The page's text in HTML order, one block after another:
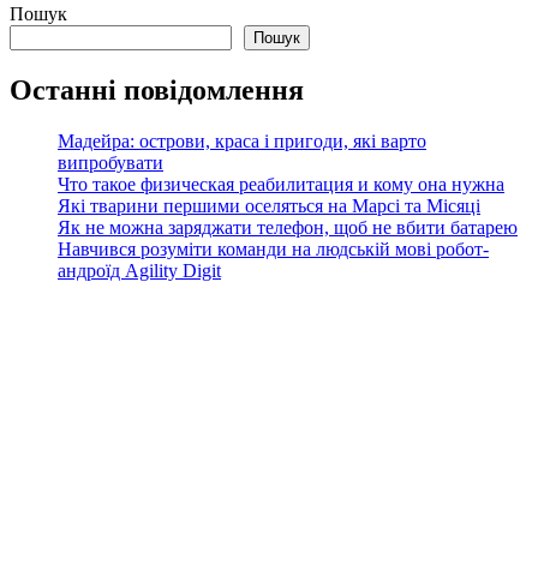
Пошук
Пошук
Останні повідомлення
Мадейра: острови, краса і пригоди, які варто
випробувати
Что такое физическая реабилитация и кому она нужна
Які тварини першими оселяться на Марсі та Місяці
Як не можна заряджати телефон, щоб не вбити батарею
Навчився розуміти команди на людській мові робот-
андроїд Agility Digit